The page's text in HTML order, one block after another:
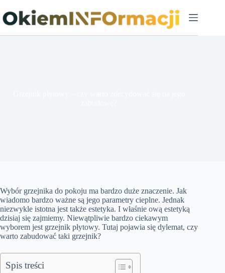
do
treści
Wybór grzejnika do pokoju ma bardzo duże znaczenie. Jak
wiadomo bardzo ważne są jego parametry cieplne. Jednak
niezwykle istotna jest także estetyka. I właśnie ową estetyką
dzisiaj się zajmiemy. Niewątpliwie bardzo ciekawym
wyborem jest grzejnik płytowy. Tutaj pojawia się dylemat, czy
warto zabudować taki grzejnik?
Spis treści